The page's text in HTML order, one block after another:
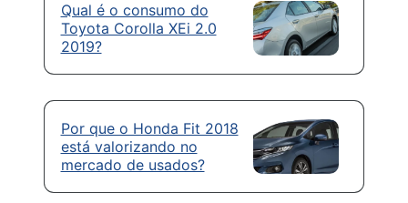
Qual é o consumo do
Toyota Corolla XEi 2.0
2019?
Por que o Honda Fit 2018
está valorizando no
mercado de usados?